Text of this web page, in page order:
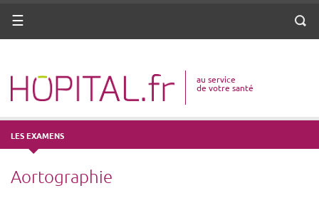
ANNUAIRE
VOTRE SANTÉ
DROITS & DÉMARCHES
MISSIONS
MÉTIERS
Menu
au service
de votre santé
LES EXAMENS
Aortographie